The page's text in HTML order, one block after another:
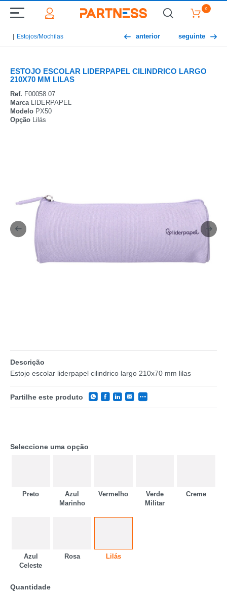
0
Estojos/Mochilas anterior seguinte
ESTOJO ESCOLAR LIDERPAPEL CILINDRICO LARGO
210X70 MM LILAS
Ref. F00058.07
MarcaLIDERPAPEL
Modelo PX50
Opção Lilás
Descrição
Estojo escolar liderpapel cilindrico largo 210x70 mm lilas
Partilhe este produto
Seleccione uma opção
Preto
Azul
Marinho
Vermelho
Verde
Militar
Creme
Azul
Celeste
Rosa Lilás
Quantidade
REF